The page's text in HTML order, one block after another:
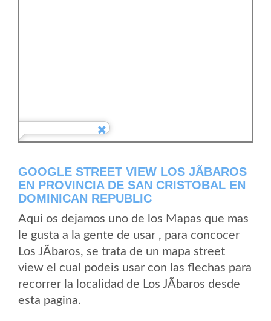
GOOGLE STREET VIEW LOS JÃ­BAROS
EN PROVINCIA DE SAN CRISTOBAL EN
DOMINICAN REPUBLIC
Aqui os dejamos uno de los Mapas que mas
le gusta a la gente de usar , para concocer
Los JÃ­baros, se trata de un mapa street
view el cual podeis usar con las flechas para
recorrer la localidad de Los JÃ­baros desde
esta pagina.